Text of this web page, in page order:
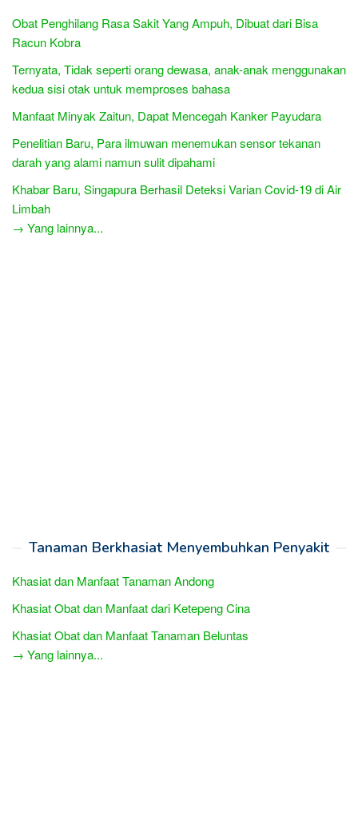
Obat Penghilang Rasa Sakit Yang Ampuh, Dibuat dari Bisa
Racun Kobra
Ternyata, Tidak seperti orang dewasa, anak-anak menggunakan
kedua sisi otak untuk memproses bahasa
Manfaat Minyak Zaitun, Dapat Mencegah Kanker Payudara
Penelitian Baru, Para ilmuwan menemukan sensor tekanan
darah yang alami namun sulit dipahami
Khabar Baru, Singapura Berhasil Deteksi Varian Covid-19 di Air
Limbah
→ Yang lainnya...
Tanaman Berkhasiat Menyembuhkan Penyakit
Khasiat dan Manfaat Tanaman Andong
Khasiat Obat dan Manfaat dari Ketepeng Cina
Khasiat Obat dan Manfaat Tanaman Beluntas
→ Yang lainnya...